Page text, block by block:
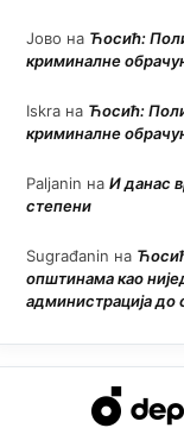
Јово на Ћосић:
криминалне
Iskra на Ћосић:
криминалне
Paljanin на И данас
степени
Sugrađanin на
општинама као
администрација до